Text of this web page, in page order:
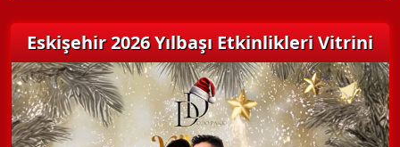
Eskişehir 2026 Yılbaşı Etkinlikleri Vitrini